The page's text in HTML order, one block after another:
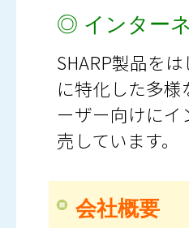
◎ インター
SHARP製品を
に特化した多
ーザー向けに
売しています。
会社概要